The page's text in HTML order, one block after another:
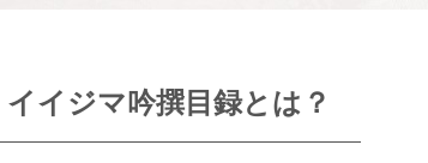
イイジマ吟撰目録とは？